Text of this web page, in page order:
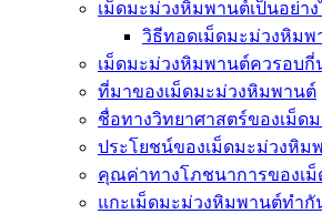
เม็ดมะม่วงหิมพานต์เป็นอย่าง
วิธีทอดเม็ดมะม่วงหิมพ
เม็ดมะม่วงหิมพานต์ควรอบกี่
ที่มาของเม็ดมะม่วงหิมพานต์
ชื่อทางวิทยาศาสตร์ของเม็ด
ประโยชน์ของเม็ดมะม่วงหิม
คุณค่าทางโภชนาการของเ
แกะเม็ดมะม่วงหิมพานต์ทำกั